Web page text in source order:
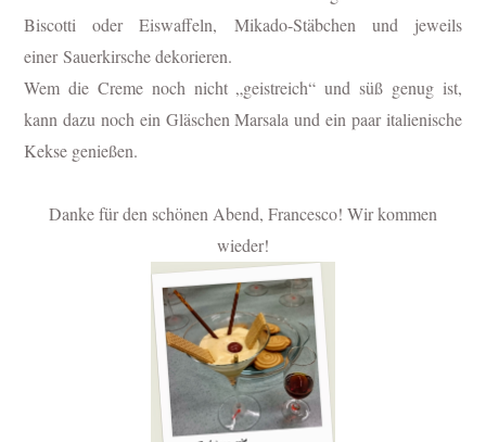
Biscotti oder Eiswaffeln, Mikado-Stäbchen und jeweils
einer Sauerkirsche dekorieren.
Wem die Creme noch nicht „geistreich“ und süß genug ist,
kann dazu noch ein Gläschen Marsala und ein paar italienische
Kekse genießen.
Danke für den schönen Abend, Francesco! Wir kommen
wieder!